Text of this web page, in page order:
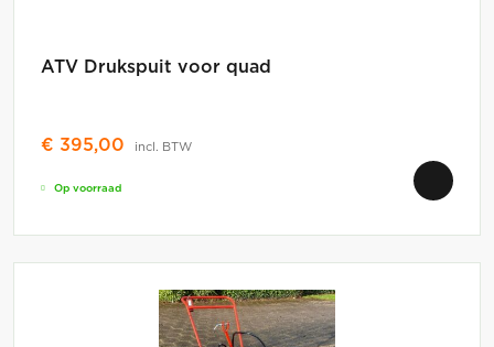
ATV Drukspuit voor quad
€ 395,00 incl. BTW
Op voorraad